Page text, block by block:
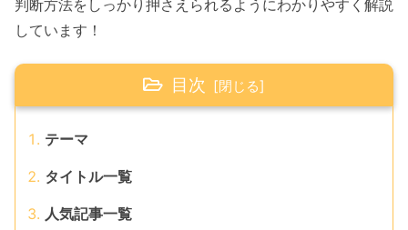
判断方法をしっかり押さえられるようにわかりやすく解説
しています！
目次
テーマ
タイトル一覧
人気記事一覧